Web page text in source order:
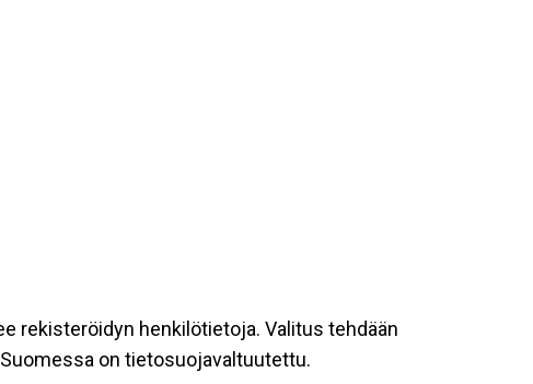
rekisteröidyn henkilötietoja. Valitus tehdään
on tietosuojavaltuutettu.